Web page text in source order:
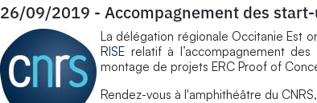
26/09/2019 - Accompagnement des
La délégation régionale Occitanie Est
RISE relatif à l’accompagnement
montage de projets ERC Proof of
Rendez-vous à l'amphithéâtre du CNRS,